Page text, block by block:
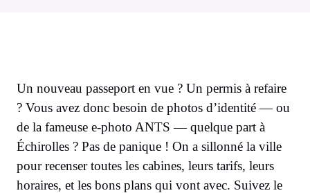
Un nouveau passeport en vue ? Un permis à refaire
? Vous avez donc besoin de photos d’identité — ou
de la fameuse e-photo ANTS — quelque part à
Échirolles ? Pas de panique ! On a sillonné la ville
pour recenser toutes les cabines, leurs tarifs, leurs
horaires, et les bons plans qui vont avec. Suivez le